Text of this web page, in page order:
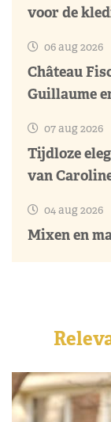
voor de
06 aug 2026
Château
Guillaume
07 aug 2026
Tijdloze
van
04 aug 2026
Mixen en